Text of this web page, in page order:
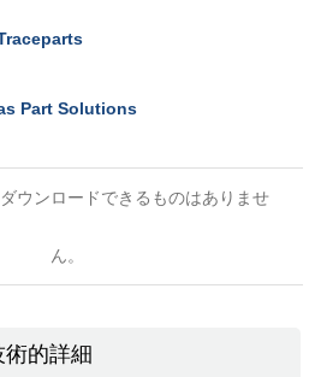
Part Solutions
ウンロードできるものはありませ
ん。
術的詳細